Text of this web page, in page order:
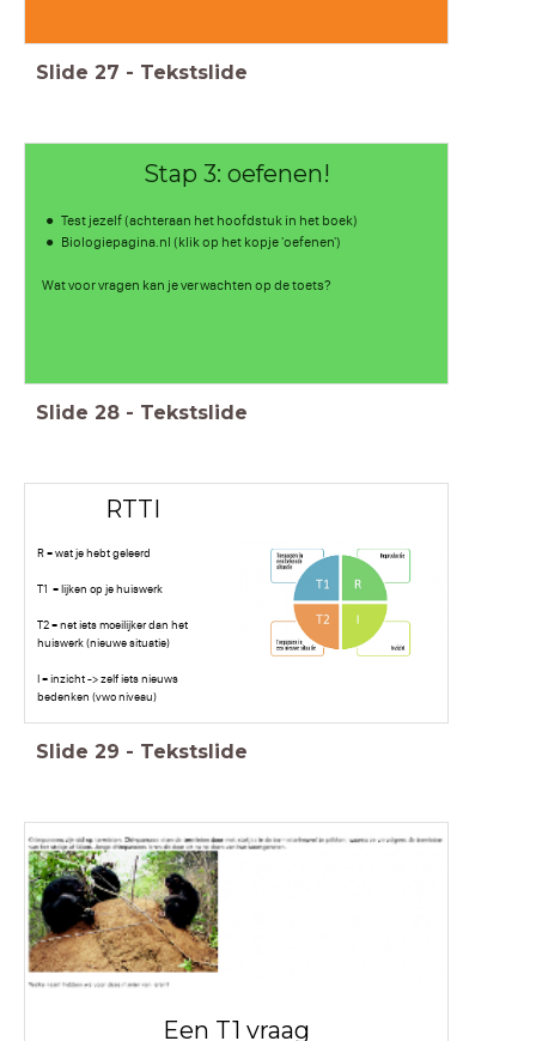
Slide 27 - Tekstslide
Stap 3: oefenen!
Test jezelf (achteraan het hoofdstuk in het boek)
Biologiepagina.nl (klik op het kopje 'oefenen')
Wat voor vragen kan je verwachten op de toets?
Slide 28 - Tekstslide
RTTI
R = wat je hebt geleerd
T1 = lijken op je huiswerk
T2 = net iets moeilijker dan het
huiswerk (nieuwe situatie)
I = inzicht -> zelf iets nieuws
bedenken (vwo niveau)
Slide 29 - Tekstslide
Een T1 vraag